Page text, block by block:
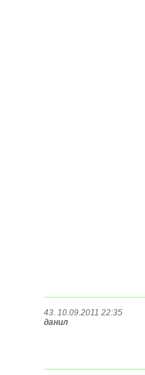
43. 10.09.2011 22:35
данил